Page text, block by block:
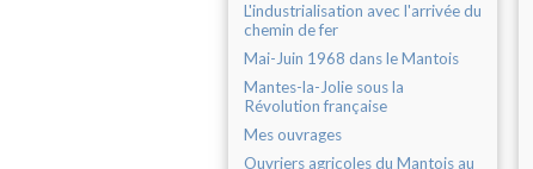
L'industrialisation avec l'arrivée du
chemin de fer
Mai-Juin 1968 dans le Mantois
Mantes-la-Jolie sous la
Révolution française
Mes ouvrages
Ouvriers agricoles du Mantois au